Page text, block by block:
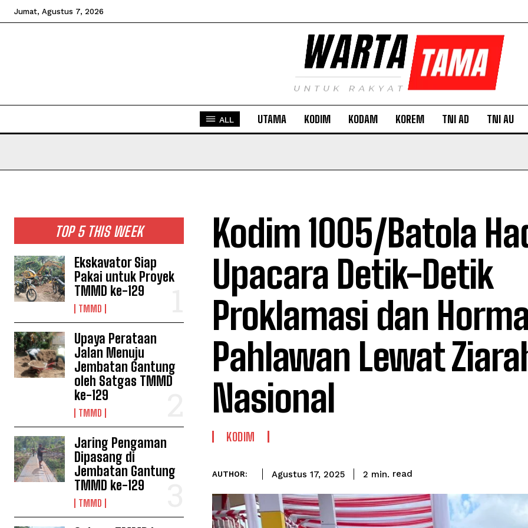
Jumat, Agustus 7, 2026
ALL UTAMA KODIM KODAM KOREM TNI AD TNI AU
TOP 5 THIS WEEK
Ekskavator Siap
Pakai untuk Proyek
TMMD ke-129
TMMD
Upaya Perataan
Jalan Menuju
Jembatan Gantung
oleh Satgas TMMD
ke-129
TMMD
Jaring Pengaman
Dipasang di
Jembatan Gantung
TMMD ke-129
TMMD
Kodim 1005/Batola
Upacara Detik-Detik
Proklamasi dan
Pahlawan Lewat
Nasional
KODIM
AUTHOR: Agustus 17, 2025 2 min. read